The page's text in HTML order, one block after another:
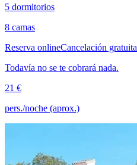
5 dormitorios
8 camas
Reserva onlineCancelación gratuita
Todavía no se te cobrará nada.
21 €
pers./noche (aprox.)